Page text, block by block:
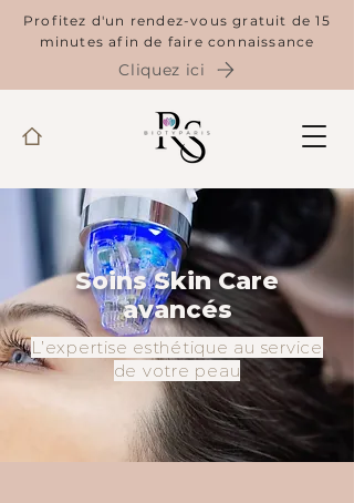
Profitez d'un rendez-vous gratuit de 15
minutes afin de faire connaissance
Cliquez ici
Soins Skin Care
avancés
L’expertise esthétique au service
de votre peau